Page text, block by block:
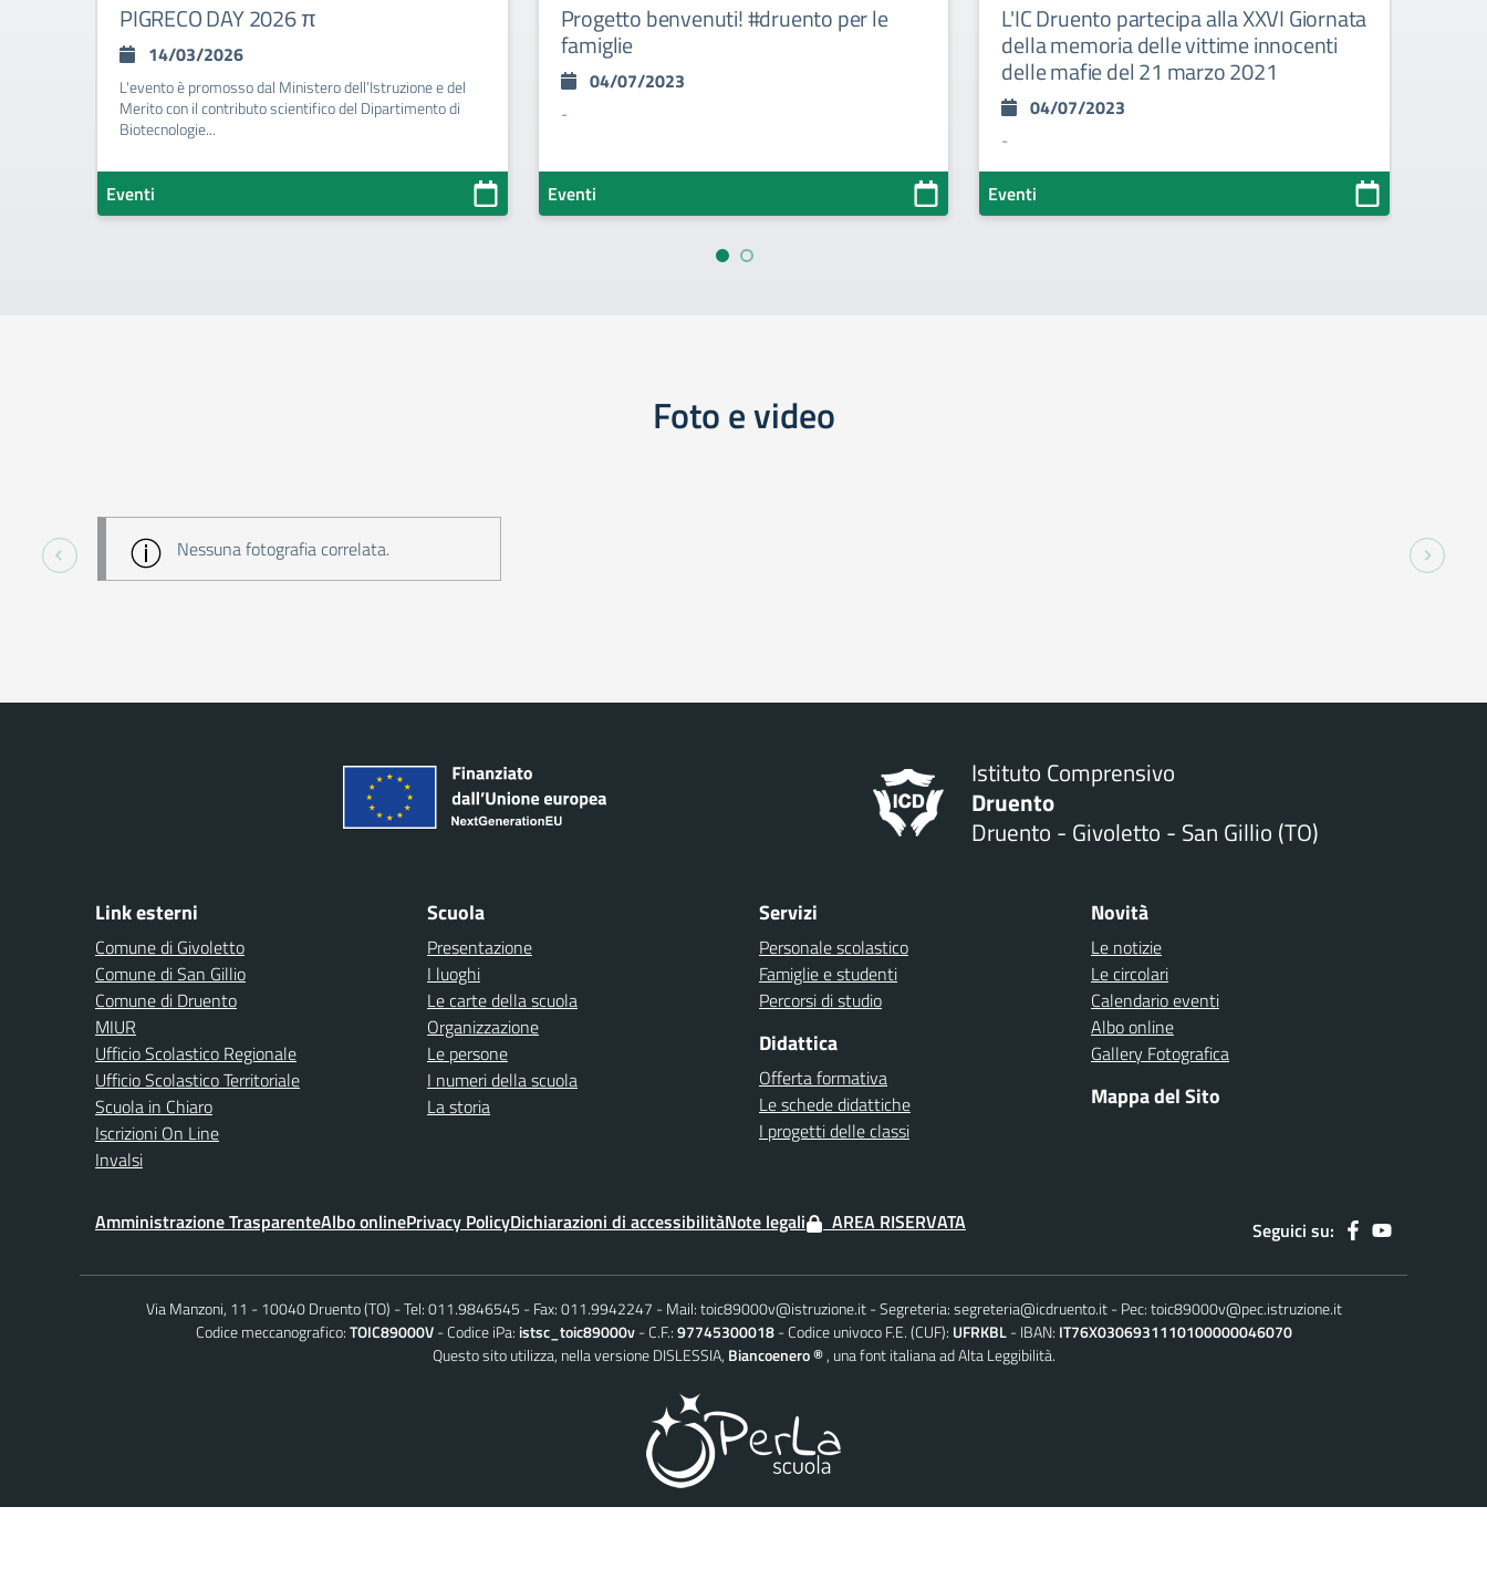
PIGRECO DAY 2026 π
14/03/2026
L'evento è promosso dal Ministero dell’Istruzione e del
Merito con il contributo scientifico del Dipartimento di
Biotecnologie...
Eventi
Progetto benvenuti! #druento per le
famiglie
04/07/2023
-
Eventi
L'IC Druento partecipa alla XXVI Giornata
della memoria delle vittime innocenti
delle mafie del 21 marzo 2021
04/07/2023
-
Eventi
Foto e video
Nessuna fotografia correlata.
Istituto Comprensivo
Druento
Druento - Givoletto - San Gillio (TO)
Link esterni
Comune di Givoletto
Comune di San Gillio
Comune di Druento
MIUR
Ufficio Scolastico Regionale
Ufficio Scolastico Territoriale
Scuola in Chiaro
Iscrizioni On Line
Invalsi
Scuola
Presentazione
I luoghi
Le carte della scuola
Organizzazione
Le persone
I numeri della scuola
La storia
Servizi
Personale scolastico
Famiglie e studenti
Percorsi di studio
Didattica
Offerta formativa
Le schede didattiche
I progetti delle classi
Novità
Le notizie
Le circolari
Calendario eventi
Albo online
Gallery Fotografica
Mappa del Sito
Amministrazione TrasparenteAlbo onlinePrivacy PolicyDichiarazioni di accessibilitàNote legali AREA RISERVATA Seguici su:
Via Manzoni, 11 - 10040 Druento (TO) Tel: 011.9846545 Fax: 011.9942247 Mail:toic89000v@istruzione.it Segreteria:segreteria@icdruento.it Pec:toic89000v@pec.istruzione.it
Codice meccanografico:TOIC89000V Codice iPa: istsc_toic89000v C.F.:97745300018 Codice univoco F.E. (CUF): UFRKBL IBAN: IT76X0306931110100000046070
Questo sito utilizza, nella versione DISLESSIA, Biancoenero ® , una font italiana ad Alta Leggibilità.